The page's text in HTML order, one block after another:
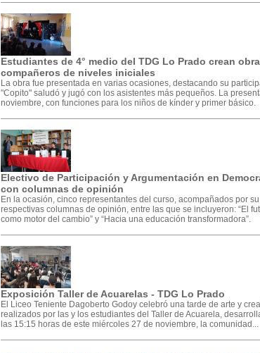
Estudiantes de 4° medio del TDG Lo Prado crean
compañeros de niveles iniciales
La obra fue presentada en varias ocasiones, destacando su
"Copito" saludó y jugó con los asistentes más pequeños. La
noviembre, con funciones para los niños de kínder y primer básico.
Electivo de Participación y Argumentación en
con columnas de opinión
En la ocasión, cinco representantes del curso, acompañados por
respectivas columnas de opinión, entre las que se incluyeron: “El
como motor del cambio” y “Hacia una educación transformadora”.
Exposición Taller de Acuarelas - TDG Lo Prado
El Liceo Teniente Dagoberto Godoy celebró una tarde de arte y
realizados por las y los estudiantes del Taller de Acuarela,
las 15:15 horas de este miércoles 27 de noviembre, la comunidad...